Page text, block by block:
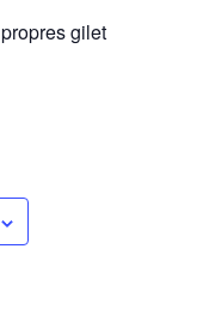
gilet